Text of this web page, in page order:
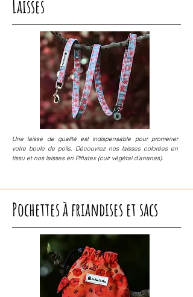
Laisses
Une laisse de qualité est indispensable pour promener
votre boule de poils. Découvrez nos laisses colorées en
tissu et nos laisses en Piñatex (cuir végétal d'ananas).
Pochettes à friandises et sacs